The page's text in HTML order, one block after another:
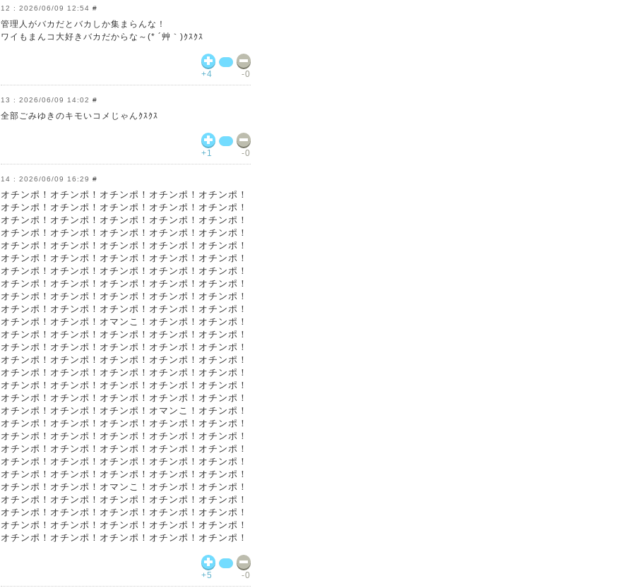
2026/06/09 12:54 #
管理人がバカだとバカしか集まらんな！
ワイもまんコ大好きバカだからな～(* ´艸｀)ｸｽｸｽ
+4 -0
2026/06/09 14:02 #
全部ごみゆきのキモいコメじゃんｸｽｸｽ
+1 -0
2026/06/09 16:29 #
オチンポ！オチンポ！オチンポ！オチンポ！オチンポ！
オチンポ！オチンポ！オチンポ！オチンポ！オチンポ！
オチンポ！オチンポ！オチンポ！オチンポ！オチンポ！
オチンポ！オチンポ！オチンポ！オチンポ！オチンポ！
オチンポ！オチンポ！オチンポ！オチンポ！オチンポ！
オチンポ！オチンポ！オチンポ！オチンポ！オチンポ！
オチンポ！オチンポ！オチンポ！オチンポ！オチンポ！
オチンポ！オチンポ！オチンポ！オチンポ！オチンポ！
オチンポ！オチンポ！オチンポ！オチンポ！オチンポ！
オチンポ！オチンポ！オチンポ！オチンポ！オチンポ！
オチンポ！オチンポ！オマンこ！オチンポ！オチンポ！
オチンポ！オチンポ！オチンポ！オチンポ！オチンポ！
オチンポ！オチンポ！オチンポ！オチンポ！オチンポ！
オチンポ！オチンポ！オチンポ！オチンポ！オチンポ！
オチンポ！オチンポ！オチンポ！オチンポ！オチンポ！
オチンポ！オチンポ！オチンポ！オチンポ！オチンポ！
オチンポ！オチンポ！オチンポ！オチンポ！オチンポ！
オチンポ！オチンポ！オチンポ！オマンこ！オチンポ！
オチンポ！オチンポ！オチンポ！オチンポ！オチンポ！
オチンポ！オチンポ！オチンポ！オチンポ！オチンポ！
オチンポ！オチンポ！オチンポ！オチンポ！オチンポ！
オチンポ！オチンポ！オチンポ！オチンポ！オチンポ！
オチンポ！オチンポ！オチンポ！オチンポ！オチンポ！
オチンポ！オチンポ！オマンこ！オチンポ！オチンポ！
オチンポ！オチンポ！オチンポ！オチンポ！オチンポ！
オチンポ！オチンポ！オチンポ！オチンポ！オチンポ！
オチンポ！オチンポ！オチンポ！オチンポ！オチンポ！
オチンポ！オチンポ！オチンポ！オチンポ！オチンポ！
+5 -0